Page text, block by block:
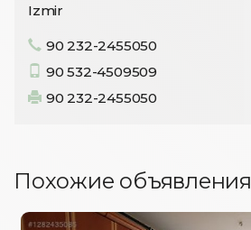
Izmir
90 232-2455050
90 532-4509509
90 232-2455050
Похожие объявления